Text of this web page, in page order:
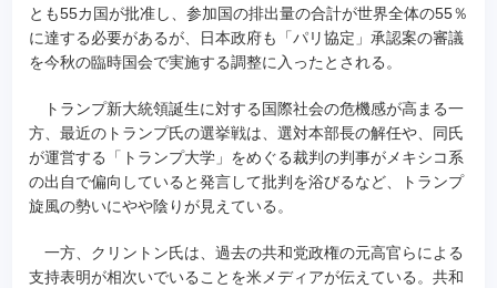
とも55カ国が批准し、参加国の排出量の合計が世界全体の55％
に達する必要があるが、日本政府も「パリ協定」承認案の審議
を今秋の臨時国会で実施する調整に入ったとされる。
トランプ新大統領誕生に対する国際社会の危機感が高まる一
方、最近のトランプ氏の選挙戦は、選対本部長の解任や、同氏
が運営する「トランプ大学」をめぐる裁判の判事がメキシコ系
の出自で偏向していると発言して批判を浴びるなど、トランプ
旋風の勢いにやや陰りが見えている。
一方、クリントン氏は、過去の共和党政権の元高官らによる
支持表明が相次いでいることを米メディアが伝えている。共和